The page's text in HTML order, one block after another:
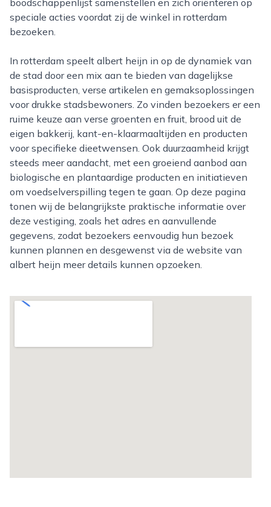
boodschappenlijst samenstellen en zich oriënteren op
speciale acties voordat zij de winkel in rotterdam
bezoeken.
In rotterdam speelt albert heijn in op de dynamiek van
de stad door een mix aan te bieden van dagelijkse
basisproducten, verse artikelen en gemaksoplossingen
voor drukke stadsbewoners. Zo vinden bezoekers er een
ruime keuze aan verse groenten en fruit, brood uit de
eigen bakkerij, kant-en-klaarmaaltijden en producten
voor specifieke dieetwensen. Ook duurzaamheid krijgt
steeds meer aandacht, met een groeiend aanbod aan
biologische en plantaardige producten en initiatieven
om voedselverspilling tegen te gaan. Op deze pagina
tonen wij de belangrijkste praktische informatie over
deze vestiging, zoals het adres en aanvullende
gegevens, zodat bezoekers eenvoudig hun bezoek
kunnen plannen en desgewenst via de website van
albert heijn meer details kunnen opzoeken.